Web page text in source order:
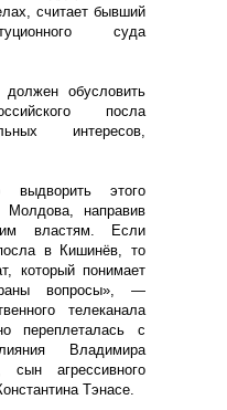
считает бывший
суда
обусловить
посла
интересов,
этого
Молдова, направив
властям. Если
в Кишинёв, то
который понимает
вопросы», —
телеканала
переплеталась с
Владимира
агрессивного
Тэнасе.